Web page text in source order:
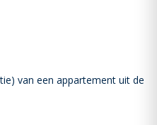
van een appartement uit de